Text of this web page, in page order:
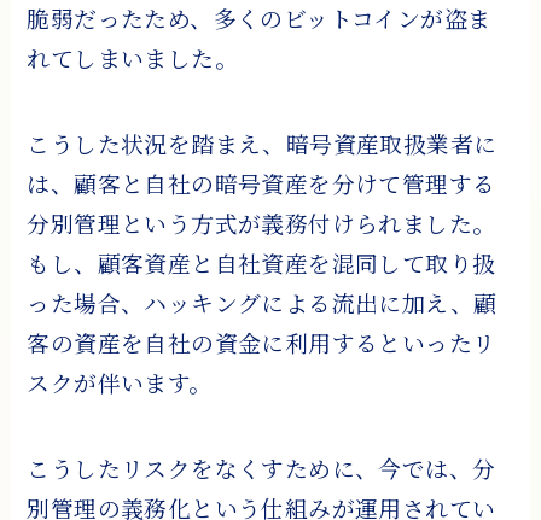
脆弱だったため、多くのビットコインが盗ま
れてしまいました。
こうした状況を踏まえ、暗号資産取扱業者に
は、顧客と自社の暗号資産を分けて管理する
分別管理という方式が義務付けられました。
もし、顧客資産と自社資産を混同して取り扱
った場合、ハッキングによる流出に加え、顧
客の資産を自社の資金に利用するといったリ
スクが伴います。
こうしたリスクをなくすために、今では、分
別管理の義務化という仕組みが運用されてい